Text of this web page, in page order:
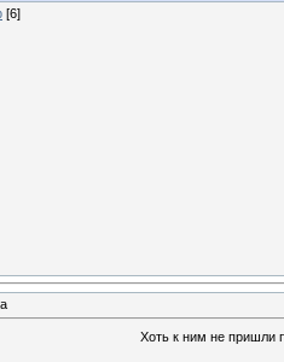
[6]
Хоть к ним не пришли